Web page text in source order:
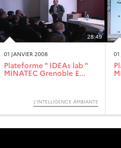
28:49
01 JANVIER 2008
Plateforme " IDEAs lab "
MINATEC Grenoble £...
L’INTELLIGENCE AMBIANTE
01